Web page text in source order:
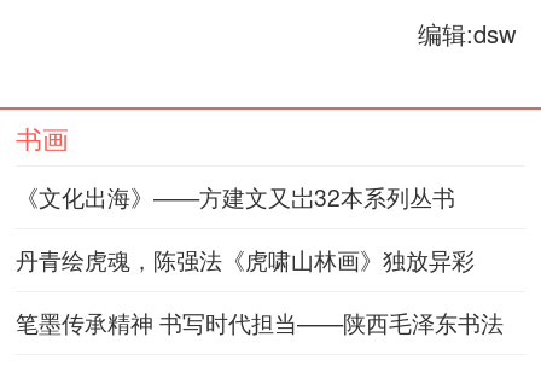
编辑:dsw
书画
《文化出海》——方建文又岀32本系列丛书
丹青绘虎魂，陈强法《虎啸山林画》独放异彩
笔墨传承精神 书写时代担当——陕西毛泽东书法